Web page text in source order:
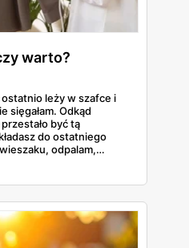
warto?
leży w szafce i
sięgałam. Odkąd
być tą
do ostatniego
odpalam,
co obiecuje producent.